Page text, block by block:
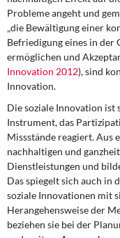
Probleme angeht und
„die Bewältigung einer
Befriedigung eines in der
ermöglichen und
Innovation 2012), sind
Innovation.
Die soziale Innovation ist
Instrument, das
Missstände reagiert. Aus
nachhaltigen und
Dienstleistungen und
Das spiegelt sich auch in
soziale Innovationen mit
Herangehensweise der
beziehen sie bei der